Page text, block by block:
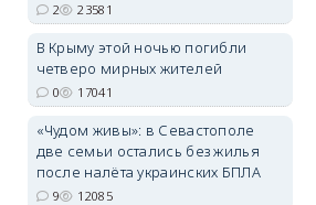
2 23581
В Крыму этой ночью погибли
четверо мирных жителей
0 17041
«Чудом живы»: в Севастополе
две семьи остались без жилья
после налёта украинских БПЛА
9 12085